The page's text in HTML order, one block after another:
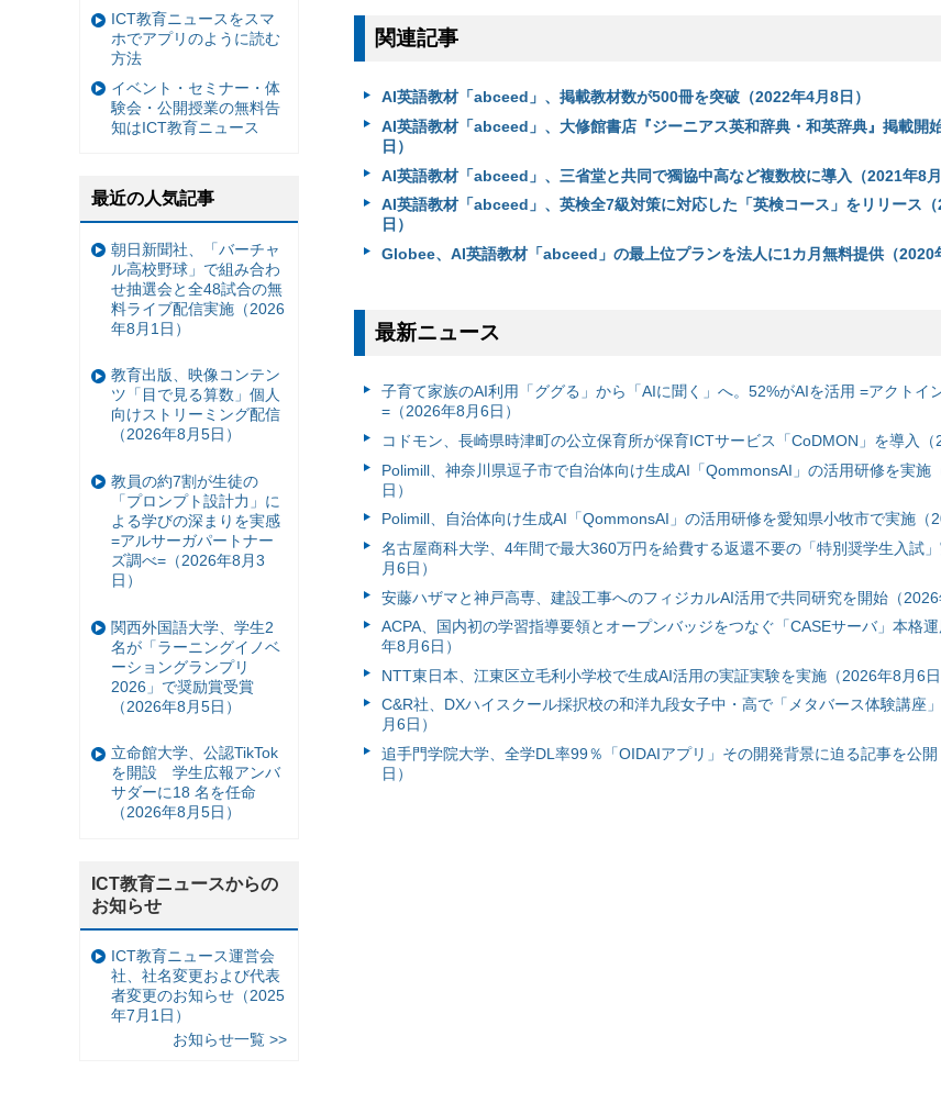
関連記事
AI英語教材「abceed」、掲載教材数が500冊を突破（2022年4月8日）
AI英語教材「abceed」、大修館書店『ジーニアス英和辞典・和英辞典』掲載開
日）
AI英語教材「abceed」、三省堂と共同で獨協中高など複数校に導入（2021年8月
AI英語教材「abceed」、英検全7級対策に対応した「英検コース」をリリース
日）
Globee、AI英語教材「abceed」の最上位プランを法人に1カ月無料提供（2020
最新ニュース
子育て家族のAI利用「ググる」から「AIに聞く」へ。52%がAIを活用 =アクトイ
=（2026年8月6日）
コドモン、長崎県時津町の公立保育所が保育ICTサービス「CoDMON」を導入（
Polimill、神奈川県逗子市で自治体向け生成AI「QommonsAI」の活用研修を実施
日）
Polimill、自治体向け生成AI「QommonsAI」の活用研修を愛知県小牧市で実施（
名古屋商科大学、4年間で最大360万円を給費する返還不要の「特別奨学生入試
月6日）
安藤ハザマと神戸高専、建設工事へのフィジカルAI活用で共同研究を開始（2026
ACPA、国内初の学習指導要領とオープンバッジをつなぐ「CASEサーバ」本格
年8月6日）
NTT東日本、江東区立毛利小学校で生成AI活用の実証実験を実施（2026年8月6日
C&R社、DXハイスクール採択校の和洋九段女子中・高で「メタバース体験講座
月6日）
追手門学院大学、全学DL率99％「OIDAIアプリ」その開発背景に迫る記事を公
日）
ICT教育ニュースをスマ
ホでアプリのように読む
方法
イベント・セミナー・体
験会・公開授業の無料告
知はICT教育ニュース
最近の人気記事
朝日新聞社、「バーチャ
ル高校野球」で組み合わ
せ抽選会と全48試合の無
料ライブ配信実施（2026
年8月1日）
教育出版、映像コンテン
ツ「目で見る算数」個人
向けストリーミング配信
（2026年8月5日）
教員の約7割が生徒の
「プロンプト設計力」に
よる学びの深まりを実感
=アルサーガパートナー
ズ調べ=（2026年8月3
日）
関西外国語大学、学生2
名が「ラーニングイノベ
ーショングランプリ
2026」で奨励賞受賞
（2026年8月5日）
立命館大学、公認TikTok
を開設 学生広報アンバ
サダーに18 名を任命
（2026年8月5日）
ICT教育ニュースからの
お知らせ
ICT教育ニュース運営会
社、社名変更および代表
者変更のお知らせ（2025
年7月1日）
お知らせ一覧 >>